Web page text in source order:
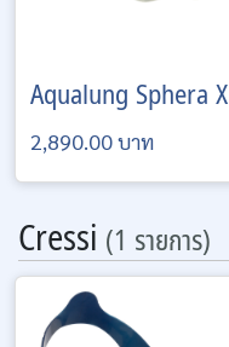
Aqualung Sphera X
2,890.00 บาท
Cressi (1 รายการ)